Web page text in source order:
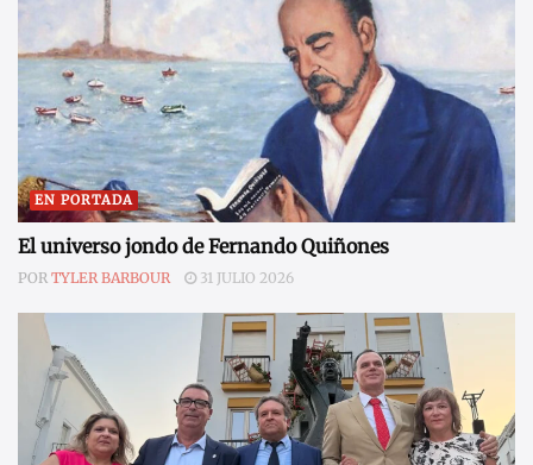
EN PORTADA
El universo jondo de Fernando Quiñones
POR TYLER BARBOUR 31 JULIO 2026